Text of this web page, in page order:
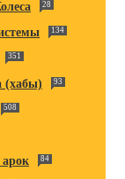
28
134
351
(хабы) 93
508
84